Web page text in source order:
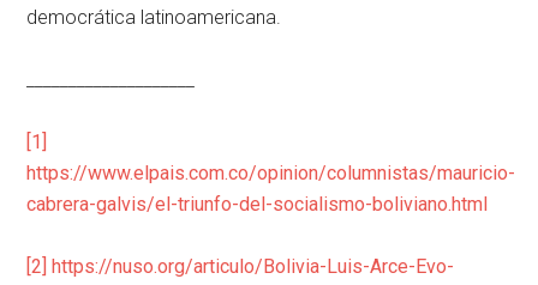
democrática latinoamericana.
[1]
https://www.elpais.com.co/opinion/columnistas/mauricio-
cabrera-galvis/el-triunfo-del-socialismo-boliviano.html
[2] https://nuso.org/articulo/Bolivia-Luis-Arce-Evo-